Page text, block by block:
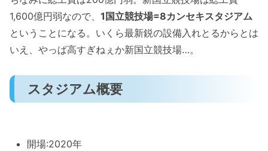
1,600億円弱なので、 1国立競技場=8カンセキスタジアム
ということになる。いくら最新鋭の設備入れとるからとは
いえ、やっぱ高すぎねぇか新国立競技場…。
スタジアム概要
開場:2020年